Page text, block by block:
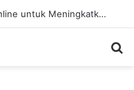
Keterampilan Konsultan Bisnis Online untuk Meningkatkan Pendapatan Berdasarkan Pengalaman Praktis